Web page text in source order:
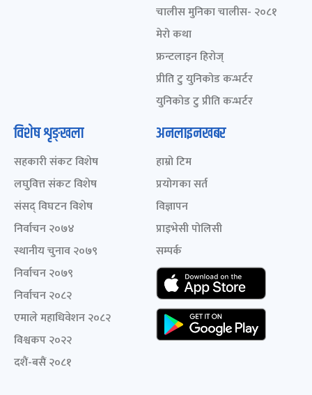
चालीस मुनिका चालीस- २०८१
मेरो कथा
फ्रन्टलाइन हिरोज्
प्रीति टु युनिकोड कन्भर्टर
युनिकोड टु प्रीति कन्भर्टर
विशेष शृङ्खला
सहकारी संकट विशेष
लघुवित्त संकट विशेष
संसद् विघटन विशेष
निर्वाचन २०७४
स्थानीय चुनाव २०७९
निर्वाचन २०७९
निर्वाचन २०८२
एमाले महाधिवेशन २०८२
विश्वकप २०२२
दशैं-बसैं २०८१
अनलाइनखबर
हाम्रो टिम
प्रयोगका सर्त
विज्ञापन
प्राइभेसी पोलिसी
सम्पर्क